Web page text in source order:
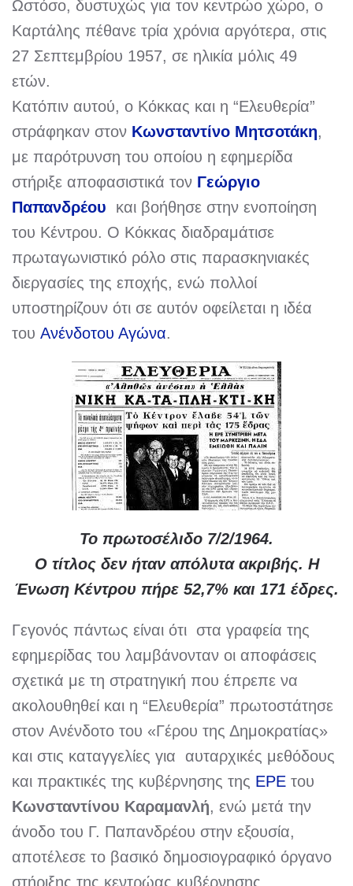
Ωστόσο, δυστυχώς για τον κεντρώο χώρο, ο
Καρτάλης πέθανε τρία χρόνια αργότερα, στις
27 Σεπτεμβρίου 1957, σε ηλικία μόλις 49
ετών.
Κατόπιν αυτού, ο Κόκκας και η “Ελευθερία”
στράφηκαν στον Κωνσταντίνο Μητσοτάκη,
με παρότρυνση του οποίου η εφημερίδα
στήριξε αποφασιστικά τον Γεώργιο
Παπανδρέου και βοήθησε στην ενοποίηση
του Κέντρου. Ο Κόκκας διαδραμάτισε
πρωταγωνιστικό ρόλο στις παρασκηνιακές
διεργασίες της εποχής, ενώ πολλοί
υποστηρίζουν ότι σε αυτόν οφείλεται η ιδέα
του Ανένδοτου Αγώνα.
Το πρωτοσέλιδο 7/2/1964.
Ο τίτλος δεν ήταν απόλυτα ακριβής. Η
Ένωση Κέντρου πήρε 52,7% και 171 έδρες.
Γεγονός πάντως είναι ότι στα γραφεία της
εφημερίδας του λαμβάνονταν οι αποφάσεις
σχετικά με τη στρατηγική που έπρεπε να
ακολουθηθεί και η “Ελευθερία” πρωτοστάτησε
στον Ανένδοτο του «Γέρου της Δημοκρατίας»
και στις καταγγελίες για αυταρχικές μεθόδους
και πρακτικές της κυβέρνησης της ΕΡΕ του
Κωνσταντίνου Καραμανλή, ενώ μετά την
άνοδο του Γ. Παπανδρέου στην εξουσία,
αποτέλεσε το βασικό δημοσιογραφικό όργανο
στήριξης της κεντρώας κυβέρνησης.